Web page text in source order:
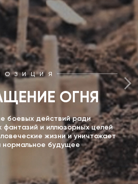
ОГНЯ
боевых действий ради
фантазий и иллюзорных целей
жизни и уничтожает
будущее